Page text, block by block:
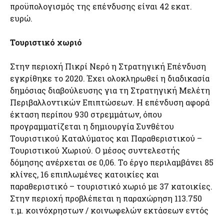
προϋπολογισμός της επένδυσης είναι 42 εκατ.
ευρώ.
Τουριστικό χωριό
Στην περιοχή Πικρί Νερό η Στρατηγική Επένδυση
εγκρίθηκε το 2020. Έχει ολοκληρωθεί η διαδικασία
δημόσιας διαβούλευσης για τη Στρατηγική Μελέτη
Περιβαλλοντικών Επιπτώσεων. Η επένδυση αφορά
έκταση περίπου 930 στρεμμάτων, όπου
προγραμματίζεται η δημιουργία Συνθέτου
Τουριστικού Καταλύματος και Παραθεριστικού –
Τουριστικού Χωριού. Ο μέσος συντελεστής
δόμησης ανέρχεται σε 0,06. Το έργο περιλαμβάνει 85
κλίνες, 16 επιπλωμένες κατοικίες και
παραθεριστικό – τουριστικό χωριό με 37 κατοικίες.
Στην περιοχή προβλέπεται η παραχώρηση 113.750
τ.μ. κοινόχρηστων / κοινωφελών εκτάσεων εντός